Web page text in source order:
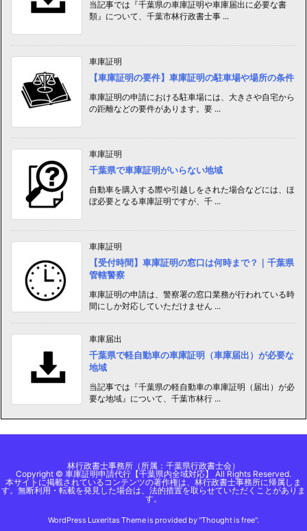
当記事では『千葉県の車庫証明や車庫届出に必要な書
類』について、千葉市林行政書士事 ...
車庫証明
【車庫証明の要件】車庫証明の駐車場や場所の条件
車庫証明の申請における駐車場には、大きさや自宅から
の距離などの要件があります。要 ...
車庫証明
千葉県で車庫証明がいらない地域
自動車を購入する際や引越しをされた場合などには、ほ
ぼ必要となる車庫証明ですが、千 ...
車庫証明
【受付時間】車庫証明の窓口は何時まで？｜千葉県
管轄警察
車庫証明の申請は、警察署の窓口業務が行われている時
間にしか対応していただけません ...
車庫届出
千葉県で軽自動車の車庫証明（車庫届出）が必要な
地域
当記事では『千葉県の軽自動車の車庫証明（届出）が必
要な地域』について、千葉市林行 ...
林行政書士事務所（所属：千葉県行政書士会）
Copyright © 車庫証明申請代行【千葉県内全域対応】 All Rights Reserved.
本サイトに掲載されているコンテンツの著作権は、林行政書士事務所に帰属しま
す。無断利用・転載を発見した場合は、法的措置を取らせていただくことがありま
す。
WordPress Luxeritas Theme is provided by "Thought is free".